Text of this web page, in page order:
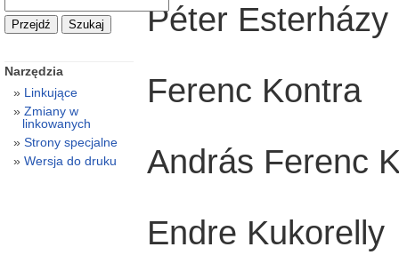
Péter Esterházy
Ferenc Kontra
András Ferenc
Endre Kukorelly
Narzędzia
Linkujące
Zmiany w
linkowanych
Strony specjalne
Wersja do druku